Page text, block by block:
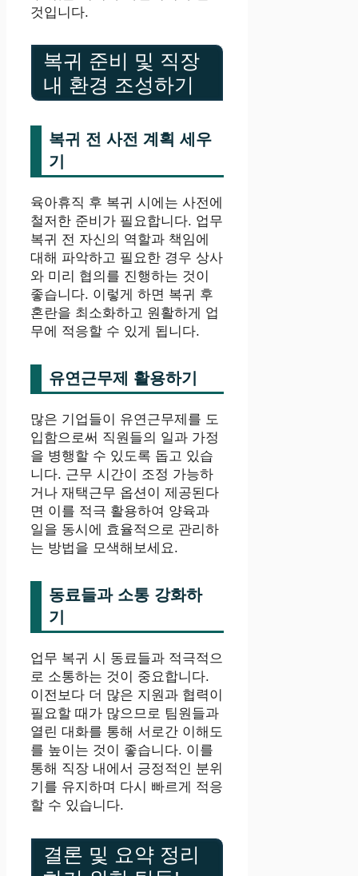
것입니다.
복귀 준비 및 직장
내 환경 조성하기
복귀 전 사전 계획 세우
기
육아휴직 후 복귀 시에는 사전에
철저한 준비가 필요합니다. 업무
복귀 전 자신의 역할과 책임에
대해 파악하고 필요한 경우 상사
와 미리 협의를 진행하는 것이
좋습니다. 이렇게 하면 복귀 후
혼란을 최소화하고 원활하게 업
무에 적응할 수 있게 됩니다.
유연근무제 활용하기
많은 기업들이 유연근무제를 도
입함으로써 직원들의 일과 가정
을 병행할 수 있도록 돕고 있습
니다. 근무 시간이 조정 가능하
거나 재택근무 옵션이 제공된다
면 이를 적극 활용하여 양육과
일을 동시에 효율적으로 관리하
는 방법을 모색해보세요.
동료들과 소통 강화하
기
업무 복귀 시 동료들과 적극적으
로 소통하는 것이 중요합니다.
이전보다 더 많은 지원과 협력이
필요할 때가 많으므로 팀원들과
열린 대화를 통해 서로간 이해도
를 높이는 것이 좋습니다. 이를
통해 직장 내에서 긍정적인 분위
기를 유지하며 다시 빠르게 적응
할 수 있습니다.
결론 및 요약 정리